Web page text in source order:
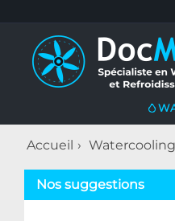
Accueil Watercooling
Nos suggestions